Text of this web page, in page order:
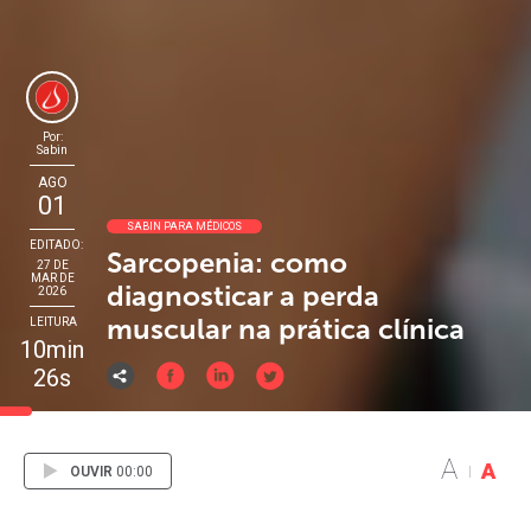
SABIN PARA MÉDICOS
Sarcopenia: como
diagnosticar a perda
muscular na prática clínica
Por:
Sabin
AGO
01
EDITADO:
27 DE
MAR DE
2026
LEITURA
10min
26s
OUVIR 00:00 A A